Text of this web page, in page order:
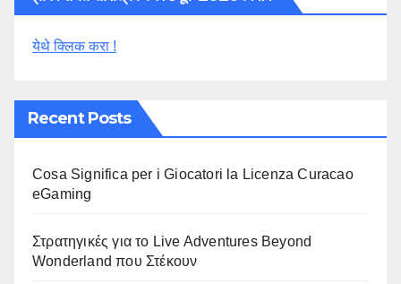
येथे क्लिक करा !
Recent Posts
Cosa Significa per i Giocatori la Licenza Curacao
eGaming
Στρατηγικές για το Live Adventures Beyond
Wonderland που Στέκουν